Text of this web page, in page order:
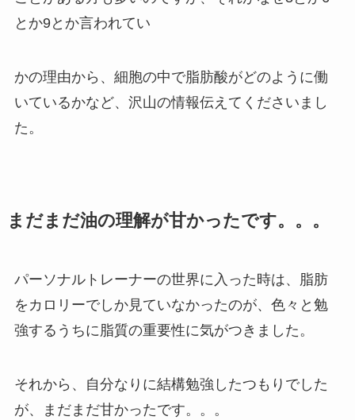
とか9とか言われてい
かの理由から、細胞の中で脂肪酸がどのように働
いているかなど、沢山の情報伝えてくださいまし
た。
まだまだ油の理解が甘かったです。。。
パーソナルトレーナーの世界に入った時は、脂肪
をカロリーでしか見ていなかったのが、色々と勉
強するうちに脂質の重要性に気がつきました。
それから、自分なりに結構勉強したつもりでした
が、まだまだ甘かったです。。。